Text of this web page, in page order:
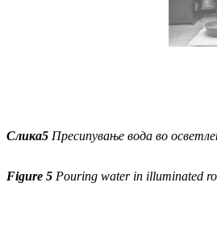
Слика5 Пресипување вода во
Figure 5 Pouring water in illuminated